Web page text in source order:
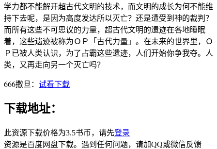
学力都不能解开超古代文明的技术，而文明的成长为何不能维
持下去呢，是因为高度发达所以灭亡？还是遭受到神的裁判？
而所有这些不可思议的力量，超古代文明的遗迹在各地睡眠
着，这些遗迹被称为ＯＰ「古代力量」。在未来的世界里，Ｏ
Ｐ已被人类认识，为了占霸这些遗迹，人们开始你争我夺。人
类，又再走向另一个灭亡吗？
666撒旦： 试看下载
下载地址：
此资源下载价格为3.5书币，请先登录
资源是百度网盘下载。遇到任何问题，请加QQ或微信反馈